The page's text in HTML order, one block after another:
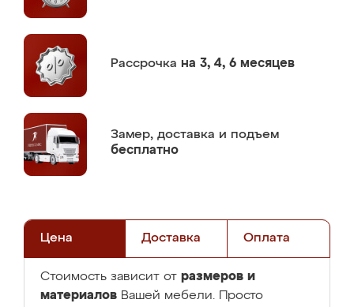
Рассрочка на 3, 4, 6 месяцев
Замер, доставка и подъем
бесплатно
Цена Доставка Оплата
Стоимость зависит от размеров и
материалов Вашей мебели. Просто